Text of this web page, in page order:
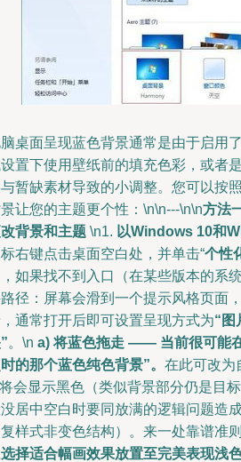
桌面呈现蓝色背景通常是由于启用
置下使用壁纸前的填充色彩，或者
暂缺素材导致的小调整。您可以按
让您的主题更个性：\n\n---\n\n方法
背景和主题 \n1. 以Windows 10和
右键点击桌面空白处，并单击“个性
如果找不到入口（在某些版本的系
径：屏幕会滑到一个提示风格页面
通常打开后即可设置呈现方式为“图
。\n a) 将蓝色拖走 —— 当前很可能
的那个蓝色纯色背景”。 在此可改为
会显示黑色（类似背景部分仍是目
居中空白时要同放满的逻辑问题造
样式非变色结构）。来一处靠谱准
选择适合幅画效果放置至完美表现浅